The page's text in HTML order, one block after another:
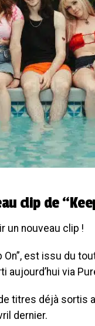
clip de
un nouveau clip !
On”, est issu du
aujourd’hui via
titres déjà sortis
dernier.